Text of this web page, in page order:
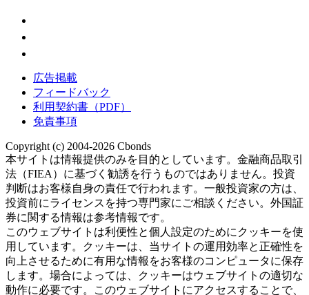
広告掲載
フィードバック
利用契約書（PDF）
免責事項
Copyright (c) 2004-2026 Cbonds
本サイトは情報提供のみを目的としています。金融商品取引
法（FIEA）に基づく勧誘を行うものではありません。投資
判断はお客様自身の責任で行われます。一般投資家の方は、
投資前にライセンスを持つ専門家にご相談ください。外国証
券に関する情報は参考情報です。
このウェブサイトは利便性と個人設定のためにクッキーを使
用しています。クッキーは、当サイトの運用効率と正確性を
向上させるために有用な情報をお客様のコンピュータに保存
します。場合によっては、クッキーはウェブサイトの適切な
動作に必要です。このウェブサイトにアクセスすることで、